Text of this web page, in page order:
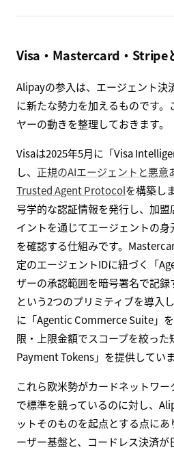
Visa・Mastercard・Stripe
Alipayの参入は、エージェント決
に新たな勢力を加えるものです。
ヤーの動きを整理しておきます。
Visaは2025年5月に「Visa
し、 正規のAIエージェントと悪意
Trusted Agent Protocolを構築し
号学的な認証情報を発行し、加
イントを通じてエージェントの
を確認する仕組みです。
定のエージェントIDに紐づく「
ザーの承認範囲を暗号署名で記録
という2つのプリミティブを導入
に「Agentic Commerce Suite」
限・上限金額でスコープを絞っ
Payment Tokens」を提供していま
これら欧米勢がカードネットワ
で標準を競っているのに対し、
ットそのものを起点とする点に
ーザー基盤と、コードレス決済